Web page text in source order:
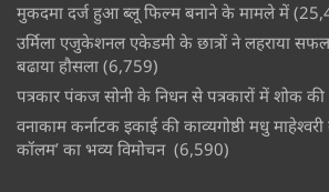
मुकदमा दर्ज हुआ ब्लू फिल्म बनाने के मामले में
उर्मिला एजुकेशनल एकेडमी के छात्रों ने लहराया
बढाया हौसला (6,759)
पत्रकार पंकज सोनी के निधन से पत्रकारों में शोक
वनाकाम कर्नाटक इकाई की काव्यगोष्ठी मधु
कॉलम’ का भव्य विमोचन (6,590)